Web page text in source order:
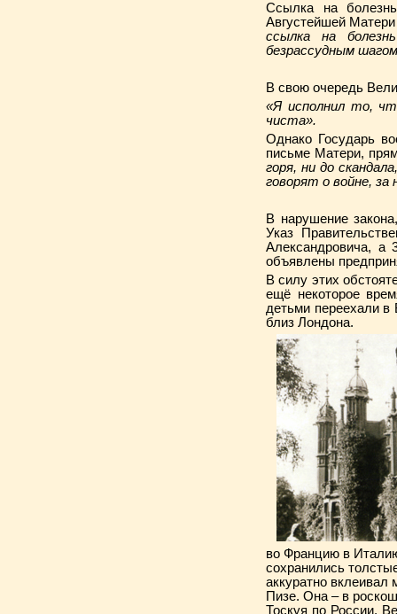
Ссылка на
Августейшей
ссылка на
безрассудным
В свою очередь
«Я исполнил то,
чиста».
Однако Государь
письме Матери,
горя, ни до
говорят о войне, за
В нарушение
Указ
Александровича, а
объявлены
В силу этих
ещё некоторое
детьми переехали в
близ Лондона.
во Францию в
сохранились
аккуратно
Пизе. Она – в
Тоскуя по России,